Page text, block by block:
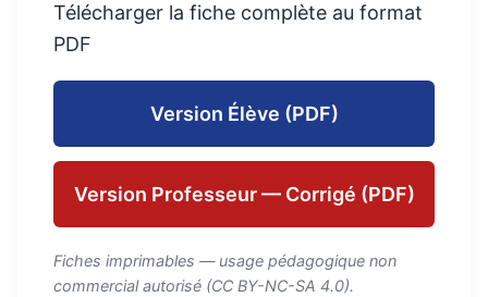
Télécharger la fiche complète au format
PDF
Version Élève (PDF)
Version Professeur — Corrigé (PDF)
Fiches imprimables — usage pédagogique non
commercial autorisé (CC BY-NC-SA 4.0).